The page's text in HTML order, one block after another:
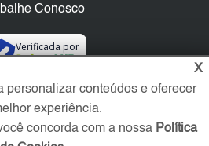
Conosco
Verificada por
Sociais
X
personalizar conteúdos e oferecer
experiência.
concorda com a nossa Política